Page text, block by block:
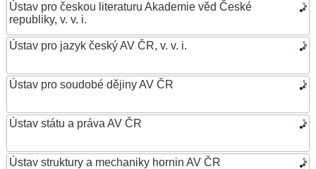
Ústav pro českou literaturu Akademie věd České
republiky, v. v. i.
Ústav pro jazyk český AV ČR, v. v. i.
Ústav pro soudobé dějiny AV ČR
Ústav státu a práva AV ČR
Ústav struktury a mechaniky hornin AV ČR